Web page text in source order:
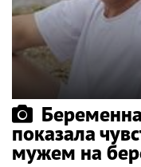
показала
мужем на